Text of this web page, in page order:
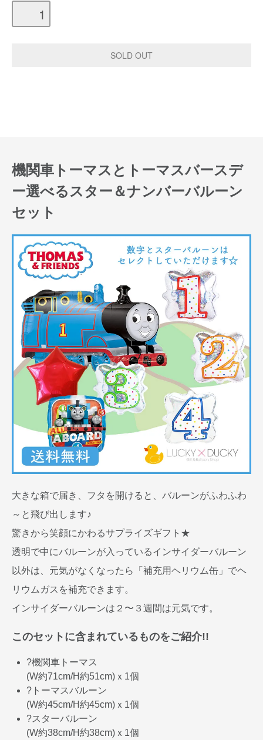
機関車トーマスとトーマスバースデ
ー選べるスター＆ナンバーバルーン
セット
大きな箱で届き、フタを開けると、バルーンがふわふわ
～と飛び出します♪
驚きから笑顔にかわるサプライズギフト★
透明で中にバルーンが入っているインサイダーバルーン
以外は、元気がなくなったら「補充用ヘリウム缶」でヘ
リウムガスを補充できます。
インサイダーバルーンは２〜３週間は元気です。
このセットに含まれているものをご紹介!!
?機関車トーマス
(W約71cm/H約51cm)ｘ1個
?トーマスバルーン
(W約45cm/H約45cm)ｘ1個
?スターバルーン
(W約38cm/H約38cm)ｘ1個